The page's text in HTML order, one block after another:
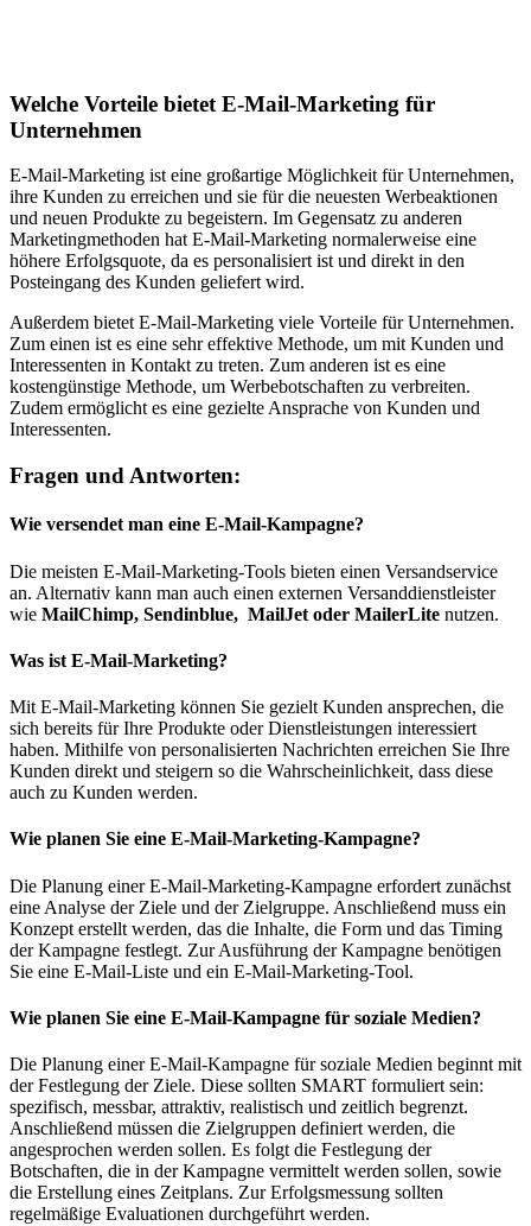
Welche Vorteile bietet E-Mail-Marketing für
Unternehmen
E-Mail-Marketing ist eine großartige Möglichkeit für Unternehmen,
ihre Kunden zu erreichen und sie für die neuesten Werbeaktionen
und neuen Produkte zu begeistern. Im Gegensatz zu anderen
Marketingmethoden hat E-Mail-Marketing normalerweise eine
höhere Erfolgsquote, da es personalisiert ist und direkt in den
Posteingang des Kunden geliefert wird.
Außerdem bietet E-Mail-Marketing viele Vorteile für Unternehmen.
Zum einen ist es eine sehr effektive Methode, um mit Kunden und
Interessenten in Kontakt zu treten. Zum anderen ist es eine
kostengünstige Methode, um Werbebotschaften zu verbreiten.
Zudem ermöglicht es eine gezielte Ansprache von Kunden und
Interessenten.
Fragen und Antworten:
Wie versendet man eine E-Mail-Kampagne?
Die meisten E-Mail-Marketing-Tools bieten einen Versandservice
an. Alternativ kann man auch einen externen Versanddienstleister
wie MailChimp, Sendinblue, MailJet oder MailerLite nutzen.
Was ist E-Mail-Marketing?
Mit E-Mail-Marketing können Sie gezielt Kunden ansprechen, die
sich bereits für Ihre Produkte oder Dienstleistungen interessiert
haben. Mithilfe von personalisierten Nachrichten erreichen Sie Ihre
Kunden direkt und steigern so die Wahrscheinlichkeit, dass diese
auch zu Kunden werden.
Wie planen Sie eine E-Mail-Marketing-Kampagne?
Die Planung einer E-Mail-Marketing-Kampagne erfordert zunächst
eine Analyse der Ziele und der Zielgruppe. Anschließend muss ein
Konzept erstellt werden, das die Inhalte, die Form und das Timing
der Kampagne festlegt. Zur Ausführung der Kampagne benötigen
Sie eine E-Mail-Liste und ein E-Mail-Marketing-Tool.
Wie planen Sie eine E-Mail-Kampagne für soziale Medien?
Die Planung einer E-Mail-Kampagne für soziale Medien beginnt mit
der Festlegung der Ziele. Diese sollten SMART formuliert sein:
spezifisch, messbar, attraktiv, realistisch und zeitlich begrenzt.
Anschließend müssen die Zielgruppen definiert werden, die
angesprochen werden sollen. Es folgt die Festlegung der
Botschaften, die in der Kampagne vermittelt werden sollen, sowie
die Erstellung eines Zeitplans. Zur Erfolgsmessung sollten
regelmäßige Evaluationen durchgeführt werden.